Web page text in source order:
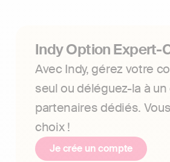
Indy Option Expert-
Avec Indy, gérez votre
seul ou déléguez-la à
partenaires dédiés.
choix !
Je crée un compte